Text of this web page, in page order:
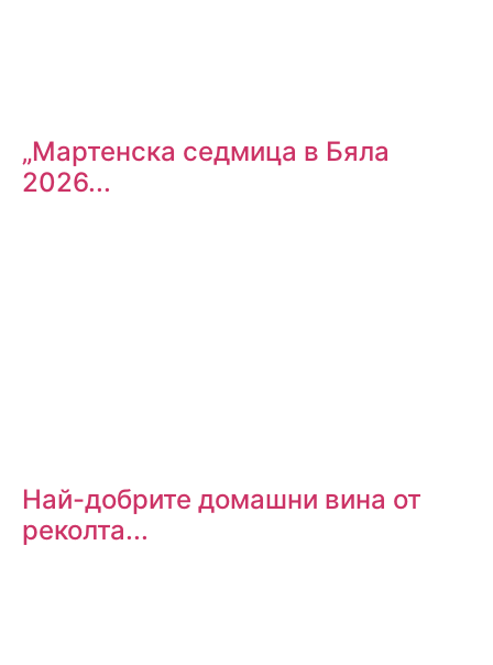
„Мартенска седмица в Бяла
2026...
Най-добрите домашни вина от
реколта...